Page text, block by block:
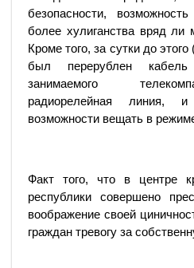
безопасности,
более хулиганства вряд ли
Кроме того, за сутки до
был перерублен
занимаемого
радиорелейная
возможности вещать в
Факт того, что в центре
республики совершено
воображение своей
граждан тревогу за